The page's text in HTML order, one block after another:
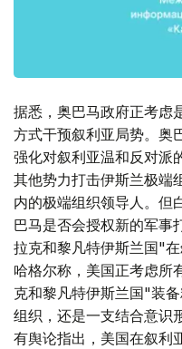
据悉，奥巴马政府正考虑
方式干预叙利亚局势。奥
强化对叙利亚温和反对派
其他势力打击伊斯兰极端
内的极端组织领导人。但
巴马是否会授权新的军事
拉克和黎凡特伊斯兰国"
哈格尔称，美国正考虑所
克和黎凡特伊斯兰国"装
组织，还是一支结合意识
有舆论指出，美国在叙利